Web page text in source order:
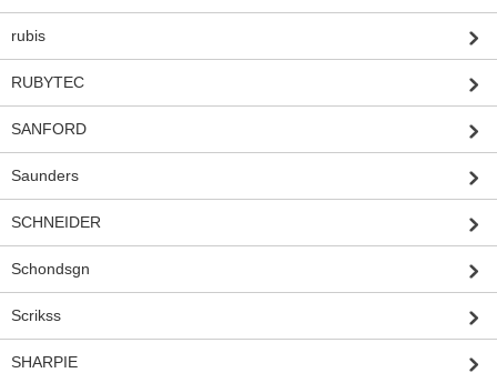
rubis
RUBYTEC
SANFORD
Saunders
SCHNEIDER
Schondsgn
Scrikss
SHARPIE